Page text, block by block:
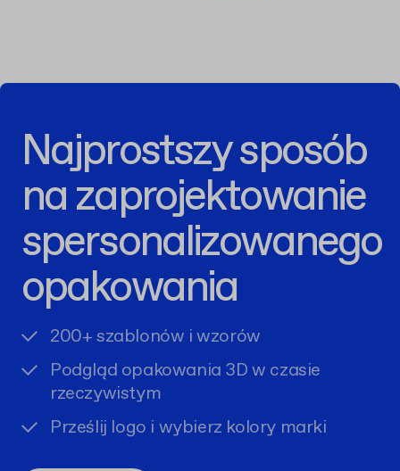
Najprostszy sposób
na zaprojektowanie
spersonalizowanego
opakowania
200+ szablonów i wzorów
Podgląd opakowania 3D w czasie
rzeczywistym
Prześlij logo i wybierz kolory marki